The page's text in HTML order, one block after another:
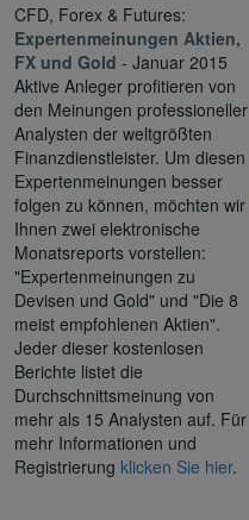
CFD, Forex & Futures:
Expertenmeinungen Aktien,
FX und Gold - Januar 2015
Aktive Anleger profitieren von
den Meinungen professioneller
Analysten der weltgrößten
Finanzdienstleister. Um diesen
Expertenmeinungen besser
folgen zu können, möchten wir
Ihnen zwei elektronische
Monatsreports vorstellen:
"Expertenmeinungen zu
Devisen und Gold" und "Die 8
meist empfohlenen Aktien".
Jeder dieser kostenlosen
Berichte listet die
Durchschnittsmeinung von
mehr als 15 Analysten auf. Für
mehr Informationen und
Registrierung klicken Sie hier.